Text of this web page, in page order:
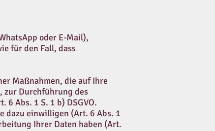
oder E-Mail),
für den Fall, dass
Maßnahmen, die auf Ihre
zur Durchführung des
Abs. 1 S. 1 b) DSGVO.
dazu einwilligen (Art. 6 Abs. 1
Ihrer Daten haben (Art.